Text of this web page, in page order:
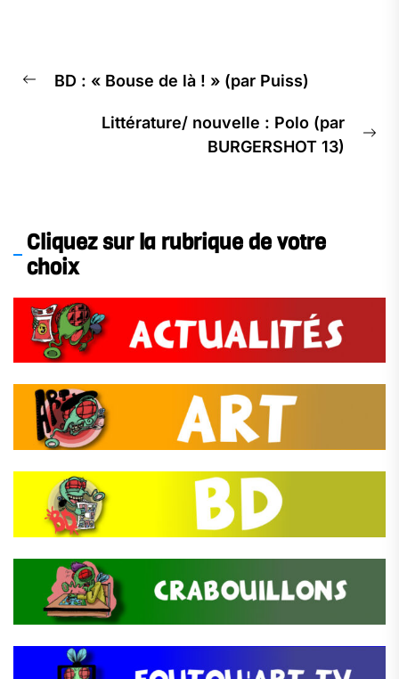
de
l’article
Previous
BD : « Bouse de là ! » (par Puiss)
Littérature/ nouvelle : Polo (par
BURGERSHOT 13)
Cliquez sur la rubrique de votre
choix